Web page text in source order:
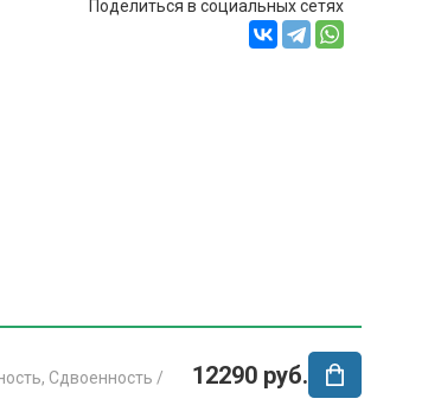
Поделиться в социальных сетях
Сдвоенность /
12290 руб.